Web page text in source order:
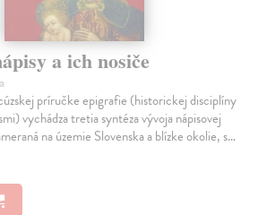
a ich nosiče
príručke epigrafie (historickej disciplíny
vychádza tretia syntéza vývoja nápisovej
na územie Slovenska a blízke okolie, s…